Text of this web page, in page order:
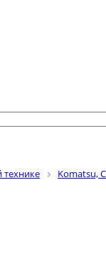
технике Komatsu,